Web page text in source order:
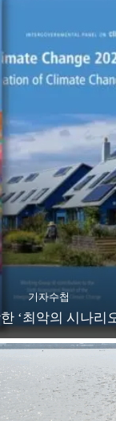
기자수첩
‘최악의 시나리